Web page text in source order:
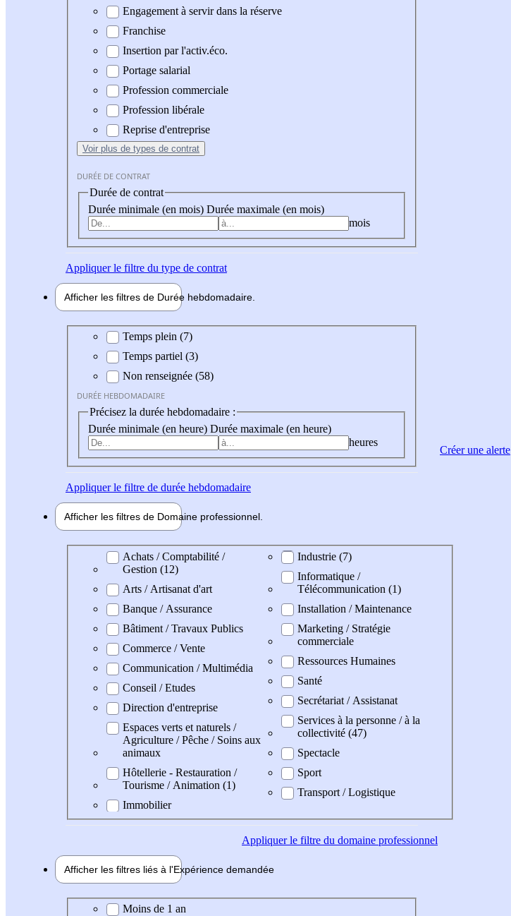
Engagement à servir dans la réserve
Franchise
Insertion par l'activ.éco.
Portage salarial
Profession commerciale
Profession libérale
Reprise d'entreprise
Voir plus de types de contrat
DURÉE DE CONTRAT
Durée de contrat
Durée minimale (en mois) Durée maximale (en mois)
mois
Appliquerle filtre du type de contrat
Afficher les filtres de Durée hebdomadaire
Durée hebdomadaire
Temps plein (7)
Temps partiel (3)
Non renseignée (58)
DURÉE HEBDOMADAIRE
Précisez la durée hebdomadaire :
Durée minimale (en heure) Durée maximale (en heure)
heures
Appliquerle filtre de durée hebdomadaire
Afficher les filtres de Domaine professionnel
Domaine professionel
Achats / Comptabilité /
Gestion (12)
Arts / Artisanat d'art
Banque / Assurance
Bâtiment / Travaux Publics
Commerce / Vente
Communication / Multimédia
Conseil / Etudes
Direction d'entreprise
Espaces verts et naturels /
Agriculture / Pêche / Soins aux
animaux
Hôtellerie - Restauration /
Tourisme / Animation (1)
Immobilier
Industrie (7)
Informatique /
Télécommunication (1)
Installation / Maintenance
Marketing / Stratégie
commerciale
Ressources Humaines
Santé
Secrétariat / Assistanat
Services à la personne / à la
collectivité (47)
Spectacle
Sport
Transport / Logistique
Appliquerle filtre du domaine professionnel
Afficher les filtres liés à l'Expérience demandée
Expérience demandée
Moins de 1 an
Créer une alerte